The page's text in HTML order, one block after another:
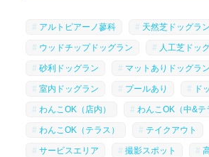
アルトピアーノ蓼科 天然芝ドッグラン
ウッドチップドッグラン 人工芝ドッ
砂利ドッグラン マットありドッグラン
室内ドッグラン プールあり ド
わんこOK（店内） わんこOK（中&テ
わんこOK（テラス） テイクアウト
サービスエリア 撮影スポット